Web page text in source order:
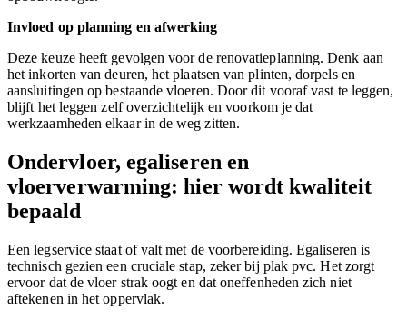
Invloed op planning en afwerking
Deze keuze heeft gevolgen voor de renovatieplanning. Denk aan
het inkorten van deuren, het plaatsen van plinten, dorpels en
aansluitingen op bestaande vloeren. Door dit vooraf vast te leggen,
blijft het leggen zelf overzichtelijk en voorkom je dat
werkzaamheden elkaar in de weg zitten.
Ondervloer, egaliseren en
vloerverwarming: hier wordt kwaliteit
bepaald
Een legservice staat of valt met de voorbereiding. Egaliseren is
technisch gezien een cruciale stap, zeker bij plak pvc. Het zorgt
ervoor dat de vloer strak oogt en dat oneffenheden zich niet
aftekenen in het oppervlak.